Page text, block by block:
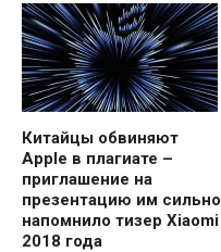
Китайцы обвиняют
Apple в плагиате –
приглашение на
презентацию им сильно
напомнило тизер Xiaomi
2018 года